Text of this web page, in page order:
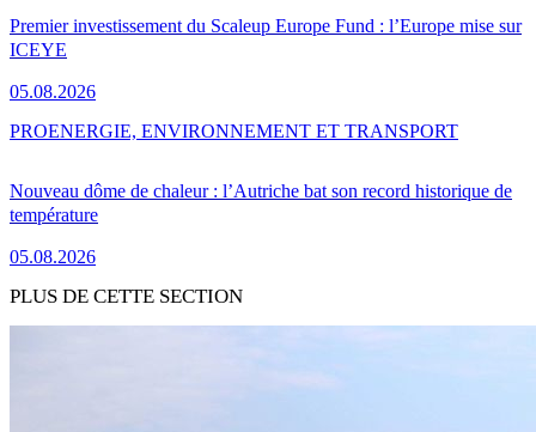
Premier investissement du Scaleup Europe Fund : l’Europe mise sur
ICEYE
05.08.2026
Nouveau dôme de chaleur : l’Autriche bat son record historique de
température
05.08.2026
PROENERGIE, ENVIRONNEMENT ET TRANSPORT
PLUS DE CETTE SECTION